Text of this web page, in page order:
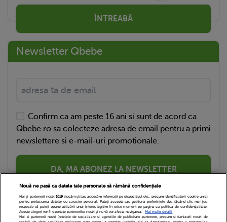
ÎNTREABĂ
Newsletter Qbebe
Confirm ca am peste 16 ani si sunt de acord ca
Qbebe.ro sa colecteze adresa de email pentru a primi
newslettere si e-mail-uri promotionale.
DA, MA ABONEZ LA NEWSLETTER
Nouă ne pasă ca datele tale personale să rămână confidențiale
Noi și partenerii noștri 1019stocăm și/sau accesăm informații pe dispozitivul dvs., precum identificatorii cookie unici
pentru prelucrarea datelor cu caracter personal. Puteți accepta sau gestiona preferințele dvs. făcând clic mai jos,
respectiv vă puteți opune utilizării unui interes legitim în orice moment pe pagina cu politica de confidențialitate.
Aceste alegeri vor fi raportate partenerilor noștri și nu vă vor afecta navigarea.
Mai multe detalii
Noi si partenerii nostri (retelele de socializare si agentiile de publicitate partenere, precum si furnizorii nostri de